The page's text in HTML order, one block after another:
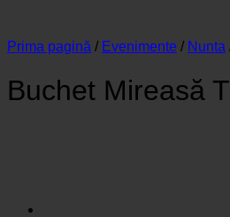
Prima pagină / Evenimente / Nunta
Buchet Mireasă